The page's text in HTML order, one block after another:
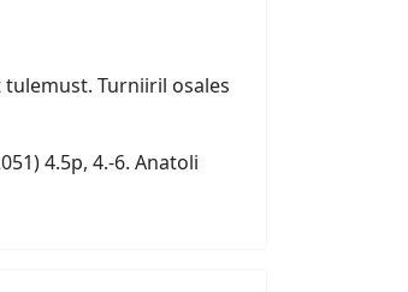
Turniiril osales
6. Anatoli